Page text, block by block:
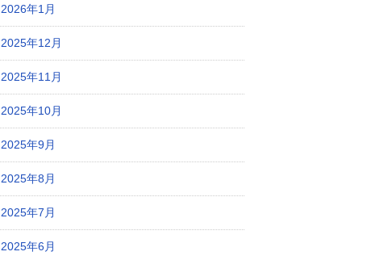
2026年1月
2025年12月
2025年11月
2025年10月
2025年9月
2025年8月
2025年7月
2025年6月